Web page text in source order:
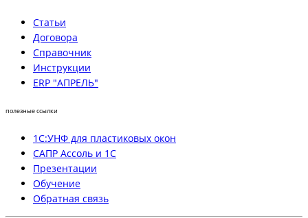
Статьи
Договора
Справочник
Инструкции
ERP "АПРЕЛЬ"
полезные ссылки
1С:УНФ для пластиковых окон
САПР Ассоль и 1С
Презентации
Обучение
Обратная связь